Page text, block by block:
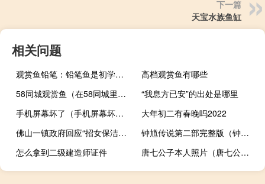
下一篇
天宝水族鱼缸
相关问题
观赏鱼铅笔：铅笔鱼是初学者比较容易饲养的观赏鱼
高档观赏鱼有哪些
58同城观赏鱼（在58同城里在线购买观赏鱼靠谱吗？）
“我息方已安”的出处是哪里
手机屏幕坏了（手机屏幕坏了）
大年初二有春晚吗2022
佛山一镇政府回应“招女保洁要求35岁以下”：考虑不周已更正 到底什么情况呢
钟馗传说第二部完整版（钟馗传说第二部）
怎么拿到二级建造师证件
唐七公子本人照片（唐七公子微博）
南瓜先生攻略5
“离根怪石起憎云”的出处是哪里